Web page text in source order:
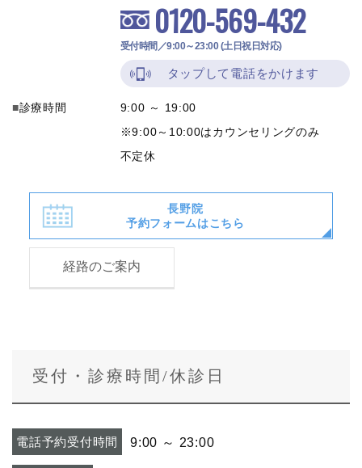
0120-569-432
受付時間／9:00～23:00 (土日祝日対応)
タップして電話をかけます
診療時間
9:00 ～ 19:00
※9:00～10:00はカウンセリングのみ
不定休
長野院
予約フォームはこちら
経路のご案内
受付・診療時間/休診日
電話予約受付時間 9:00 ～ 23:00